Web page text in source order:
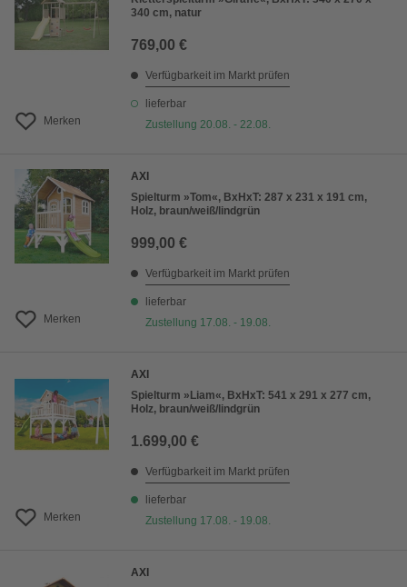
Merken
340 cm, natur
769,00 €
Verfügbarkeit im Markt prüfen
lieferbar
Zustellung 20.08. - 22.08.
Merken
AXI
Spielturm »Tom«, BxHxT: 287 x 231 x 191 cm,
Holz, braun/weiß/lindgrün
999,00 €
Verfügbarkeit im Markt prüfen
lieferbar
Zustellung 17.08. - 19.08.
Merken
AXI
Spielturm »Liam«, BxHxT: 541 x 291 x 277 cm,
Holz, braun/weiß/lindgrün
1.699,00 €
Verfügbarkeit im Markt prüfen
lieferbar
Zustellung 17.08. - 19.08.
AXI